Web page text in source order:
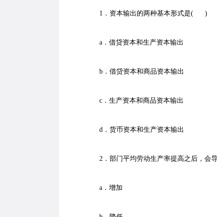
1．资本输出的两种基本形式是( )
a．借贷资本和生产资本输出
b．借贷资本和商品资本输出
c．生产资本和商品资本输出
d．货币资本和生产资本输出
2．部门平均劳动生产率提高之后，会
a．增加